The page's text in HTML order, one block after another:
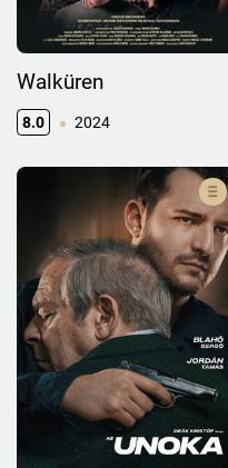
Walküren
8.0 2024